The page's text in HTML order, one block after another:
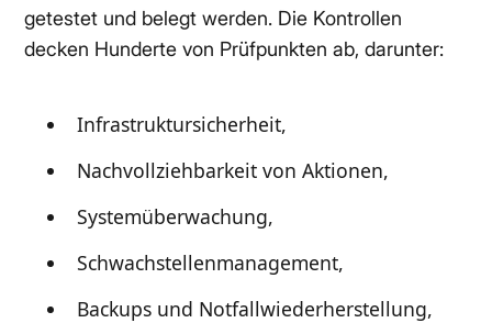
getestet und belegt werden. Die Kontrollen
decken Hunderte von Prüfpunkten ab, darunter:
Infrastruktursicherheit,
Nachvollziehbarkeit von Aktionen,
Systemüberwachung,
Schwachstellenmanagement,
Backups und Notfallwiederherstellung,